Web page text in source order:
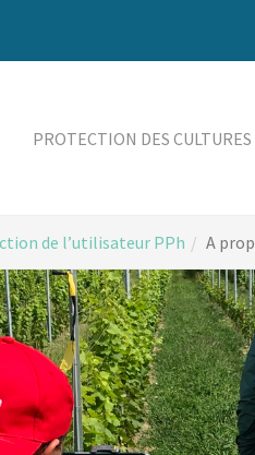
PROTECTION DES CULTURES
de l’utilisateur PPh A